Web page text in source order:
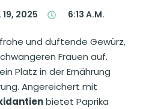
19, 2025 6:13 A.M.
und duftende Gewürz,
Frauen auf.
Platz in der Ernährung
Angereichert mit
bietet Paprika